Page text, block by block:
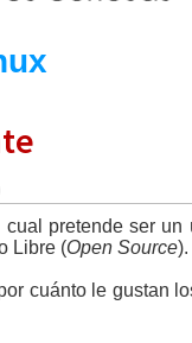
pretende ser
Libre (Open Source).
cuánto le gustan